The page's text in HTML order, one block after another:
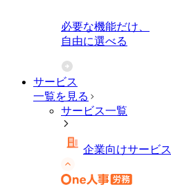
必要な機能だけ、
自由に選べる
サービス
一覧を見る
サービス一覧
企業向けサービス